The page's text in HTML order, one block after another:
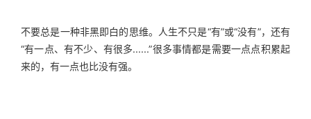
不要总是一种非黑即白的思维。人生不只是“有”或“没有”，还有
“有一点、有不少、有很多......”很多事情都是需要一点点积累起
来的，有一点也比没有强。